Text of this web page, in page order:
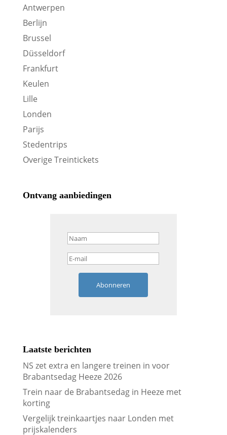
Antwerpen
Berlijn
Brussel
Düsseldorf
Frankfurt
Keulen
Lille
Londen
Parijs
Stedentrips
Overige Treintickets
Ontvang aanbiedingen
Abonneren
Laatste berichten
NS zet extra en langere treinen in voor
Brabantsedag Heeze 2026
Trein naar de Brabantsedag in Heeze met
korting
Vergelijk treinkaartjes naar Londen met
prijskalenders